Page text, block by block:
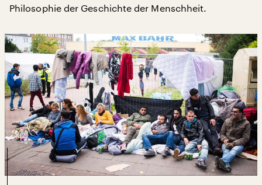
Philosophie der Geschichte der Menschheit.